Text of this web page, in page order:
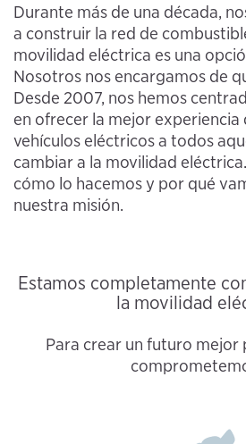
Durante más de una década,
a construir la red de
movilidad eléctrica es una
Nosotros nos encargamos de
Desde 2007, nos hemos
en ofrecer la mejor experiencia
vehículos eléctricos a todos
cambiar a la movilidad
cómo lo hacemos y por qué
nuestra misión.
Estamos completamente
la movilidad
Para crear un futuro mejor